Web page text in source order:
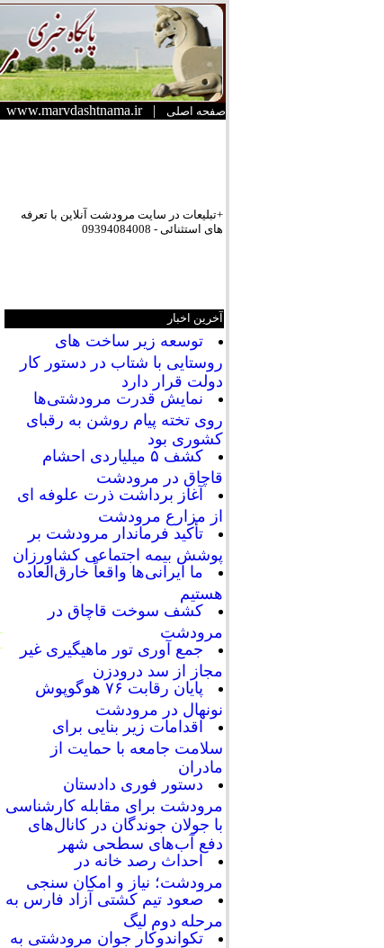
صفحه اصلی |
www.marvdashtnama.ir
+تبلیعات در سایت مرودشت آنلاین با تعرفه
های استثنائی - 09394084008
آخرین اخبار
توسعه زیر ساخت های
روستایی با شتاب در دستور کار
دولت قرار دارد
نمایش قدرت مرودشتی‌ها
روی تخته پیام روشن به رقبای
کشوری بود
کشف ۵ میلیاردی احشام
قاچاق در مرودشت
آغاز برداشت ذرت علوفه ای
از مزارع مرودشت
تأکید فرماندار مرودشت بر
پوشش بیمه اجتماعی کشاورزان
ما ایرانی‌ها واقعاً خارق‌العاده
هستیم
کشف سوخت قاچاق در
مرودشت
جمع آوری تور ماهیگیری غیر
مجاز از سد درودزن
پایان رقابت‌ ۷۶ هوگوپوش
نونهال در مرودشت
اقدامات زیر بنایی برای
سلامت جامعه با حمایت از
مادران
دستور فوری دادستان
مرودشت برای مقابله کارشناسی
با جولان جوندگان در کانال‌های
دفع آب‌های سطحی شهر
احداث رصد خانه در
مرودشت؛ نیاز و امکان سنجی
صعود تیم کشتی آزاد فارس به
مرحله دوم لیگ
تکواندوکار جوان مرودشتی به